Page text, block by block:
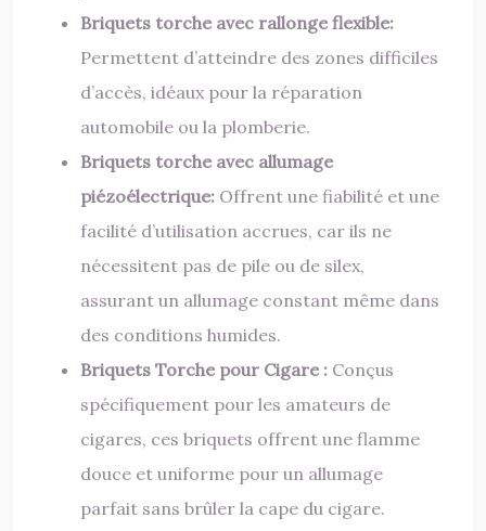
Briquets torche avec rallonge flexible:
Permettent d’atteindre des zones difficiles
d’accès, idéaux pour la réparation
automobile ou la plomberie.
Briquets torche avec allumage
piézoélectrique: Offrent une fiabilité et une
facilité d’utilisation accrues, car ils ne
nécessitent pas de pile ou de silex,
assurant un allumage constant même dans
des conditions humides.
Briquets Torche pour Cigare : Conçus
spécifiquement pour les amateurs de
cigares, ces briquets offrent une flamme
douce et uniforme pour un allumage
parfait sans brûler la cape du cigare.